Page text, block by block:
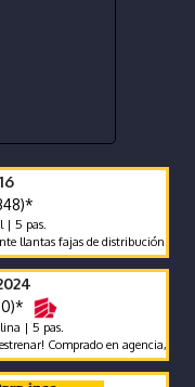
| 5 pas.
fajas de distribución y bateria
| 5 pas.
Comprado en agencia, único